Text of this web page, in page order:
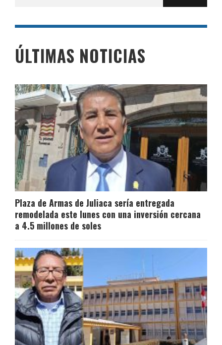
por:
ÚLTIMAS NOTICIAS
Plaza de Armas de Juliaca sería entregada
remodelada este lunes con una inversión cercana
a 4.5 millones de soles